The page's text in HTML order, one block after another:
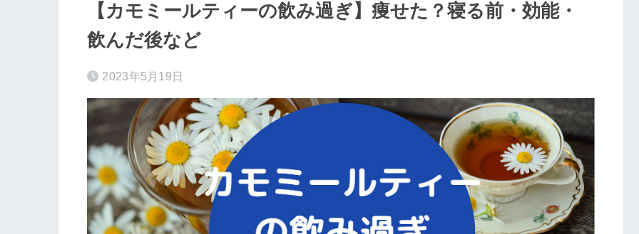
【カモミールティーの飲み過ぎ】痩せた？寝る前・効能・
飲んだ後など
2023年5月19日